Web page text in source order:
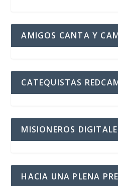
AMIGOS CANTA Y
CATEQUISTAS
MISIONEROS
HACIA UNA PLENA